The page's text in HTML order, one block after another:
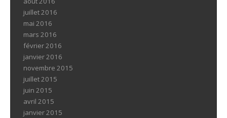
juillet 2016
mai 2016
mars 2016
février 2016
janvier 2016
novembre 2015
juillet 2015
juin 2015
avril 2015
janvier 2015